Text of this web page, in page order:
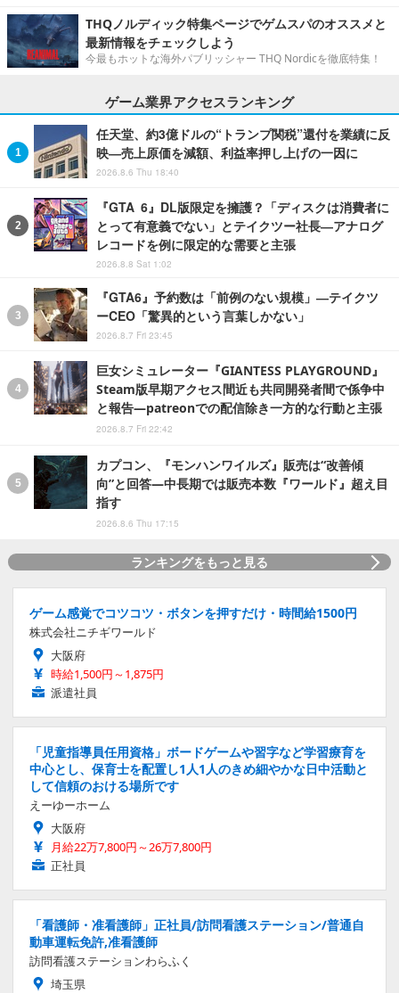
THQノルディック特集ページでゲムスパのオススメと
最新情報をチェックしよう
今最もホットな海外パブリッシャー THQ Nordicを徹底特集！
ゲーム業界アクセスランキング
任天堂、約3億ドルの“トランプ関税”還付を業績に反
映―売上原価を減額、利益率押し上げの一因に
2026.8.6 Thu 18:40
『GTA 6』DL版限定を擁護？「ディスクは消費者に
とって有意義でない」とテイクツー社長―アナログ
レコードを例に限定的な需要と主張
2026.8.8 Sat 1:02
『GTA6』予約数は「前例のない規模」―テイクツ
ーCEO「驚異的という言葉しかない」
2026.8.7 Fri 23:45
巨女シミュレーター『GIANTESS PLAYGROUND』
Steam版早期アクセス間近も共同開発者間で係争中
と報告―patreonでの配信除き一方的な行動と主張
2026.8.7 Fri 22:42
カプコン、『モンハンワイルズ』販売は“改善傾
向”と回答―中長期では販売本数『ワールド』超え目
指す
2026.8.6 Thu 17:15
ランキングをもっと見る
ゲーム感覚でコツコツ・ボタンを押すだけ・時間給1500円
株式会社ニチギワールド
大阪府
時給1,500円～1,875円
派遣社員
「児童指導員任用資格」ボードゲームや習字など学習療育を
中心とし、保育士を配置し1人1人のきめ細やかな日中活動と
して信頼のおける場所です
えーゆーホーム
大阪府
月給22万7,800円～26万7,800円
正社員
「看護師・准看護師」正社員/訪問看護ステーション/普通自
動車運転免許,准看護師
訪問看護ステーションわらふく
埼玉県